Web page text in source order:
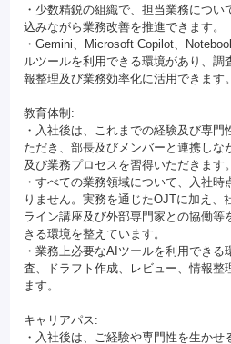
・少数精鋭の組織で、担当業務につい
込みながら業務改善を推進できます。
・Gemini、Microsoft Copilot、
ルツールを利用できる環境があり、
報整理及び業務効率化に活用できます。
教育体制:
・入社後は、これまでの経験及び専
ただき、部長及びメンバーと連携しな
及び業務プロセスを習得いただきます。
・すべての業務領域について、入社
りません。実務を通じたOJTに加え、
ライン講座及び外部専門家との協働等
きる環境を整えています。
・業務上必要なAIツールを利用でき
査、ドラフト作成、レビュー、情報整
ます。
キャリアパス:
・入社後は、ご経験や専門性を生か